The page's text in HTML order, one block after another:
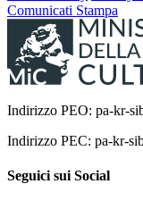
Comunicati Stampa
Indirizzo PEO: pa-kr-
Indirizzo PEC: pa-kr-
Seguici sui Social